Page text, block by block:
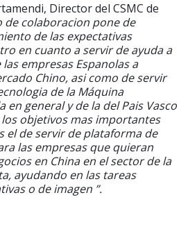
Director del CSMC de
de colaboracion pone de
de las expectativas
en cuanto a servir de ayuda a
empresas Espanolas a
Chino, asi como de servir
de la Máquina
en general y de la del Pais Vasco
objetivos mas importantes
el de servir de plataforma de
las empresas que quieran
en China en el sector de la
ayudando en las tareas
o de imagen ”.